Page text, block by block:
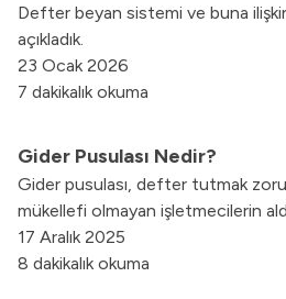
Defter beyan sistemi ve buna
açıkladık.
23 Ocak 2026
7 dakikalık okuma
Gider Pusulası Nedir?
Gider pusulası, defter tutmak
mükellefi olmayan işletmecilerin
fatura yerine geçen resmi bir
alınan hizmetin belgelendirilmesi,
17 Aralık 2025
8 dakikalık okuma